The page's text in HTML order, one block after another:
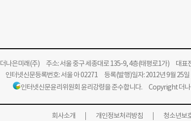
더나은미래(주)주소: 서울 중구 세종대로 135-9, 4층(태평로1가) 대
인터넷신문등록번호: 서울 아 02271 등록(발행)일자: 2012년 9월
인터넷신문윤리위원회 윤리강령을 준수합니다. Copyright 더나
회사소개 개인정보처리방침 청소년보